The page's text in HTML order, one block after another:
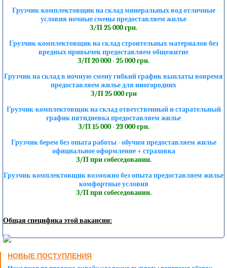
Грузчик-комплектовщик на склад минеральных вод отличные
условия ночные смены предоставляем жилье
З/П 25 000 грн.
Грузчик-комплектовщик на склад строительных материалов без
вредных привычек предоставляем общежитие
З/П 20 000 - 25 000 грн.
Грузчик на склад в ночную смену гибкий график выплаты вовремя
предоставляем жилье для иногородних
З/П 25 000 грн
Грузчик-комплектовщик на склад ответственный и старательный
график пятидневка предоставляем жилье
З/П 15 000 - 23 000 грн.
Грузчик берем без опыта работы - обучим предоставляем жилье
официальное оформление + страховка
З/П при собеседовании.
Грузчик-комплектовщик возможно без опыта предоставляем жилье
комфортные условия
З/П при собеседовании.
Общая специфика этой вакансии:
НОВЫЕ ПОСТУПЛЕНИЯ